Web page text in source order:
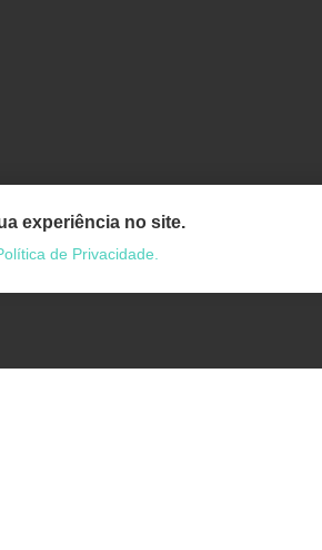
experiência no site.
de Privacidade.